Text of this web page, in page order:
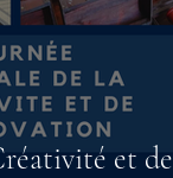
et de